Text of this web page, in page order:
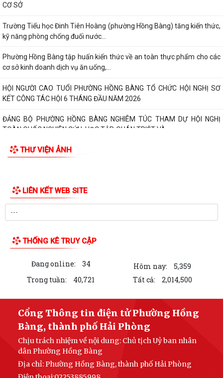
CƠ SỞ
Trường Tiểu học Đinh Tiên Hoàng (phường Hồng Bàng) tăng kiến thức,
kỹ năng phòng chống đuối nước...
Phường Hồng Bàng tập huấn kiến thức về an toàn thực phẩm cho các
cơ sở kinh doanh dịch vụ ăn uống,...
HỘI NGƯỜI CAO TUỔI PHƯỜNG HỒNG BÀNG TỔ CHỨC HỘI NGHỊ SƠ
KẾT CÔNG TÁC HỘI 6 THÁNG ĐẦU NĂM 2026
ĐẢNG BỘ PHƯỜNG HỒNG BÀNG NGHIÊM TÚC THAM DỰ HỘI NGHỊ
TOÀN QUỐC NGHIÊN CỨU, HỌC TẬP, QUÁN TRIỆT VÀ...
THƯ VIỆN ẢNH
LIÊN KẾT WEB SITE